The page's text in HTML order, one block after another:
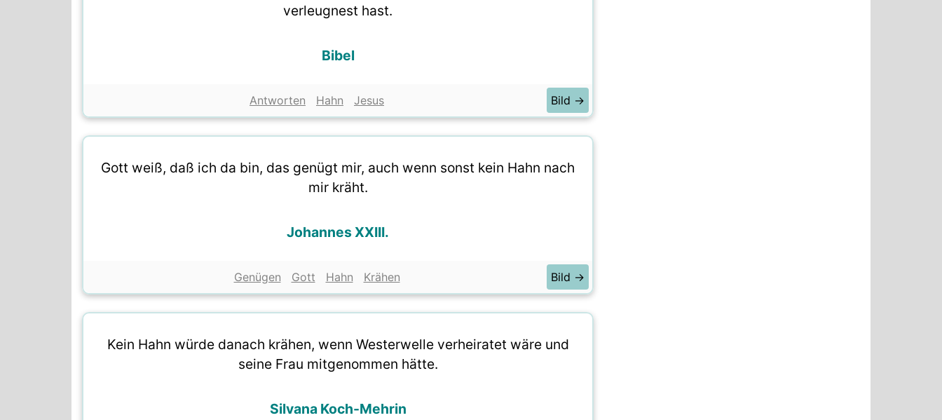
verleugnest hast.
Bibel
Antworten Hahn Jesus Bild →
Gott weiß, daß ich da bin, das genügt mir, auch wenn sonst kein Hahn nach
mir kräht.
Johannes XXIII.
Genügen Gott Hahn Krähen Bild →
Kein Hahn würde danach krähen, wenn Westerwelle verheiratet wäre und
seine Frau mitgenommen hätte.
Silvana Koch-Mehrin